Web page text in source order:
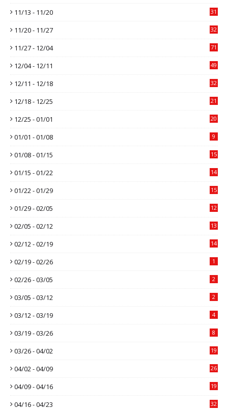
11/13 - 11/20 31
11/20 - 11/27 32
11/27 - 12/04 71
12/04 - 12/11 49
12/11 - 12/18 32
12/18 - 12/25 21
12/25 - 01/01 20
01/01 - 01/08 9
01/08 - 01/15 15
01/15 - 01/22 14
01/22 - 01/29 15
01/29 - 02/05 12
02/05 - 02/12 13
02/12 - 02/19 14
02/19 - 02/26 1
02/26 - 03/05 2
03/05 - 03/12 2
03/12 - 03/19 4
03/19 - 03/26 8
03/26 - 04/02 19
04/02 - 04/09 26
04/09 - 04/16 19
04/16 - 04/23 32